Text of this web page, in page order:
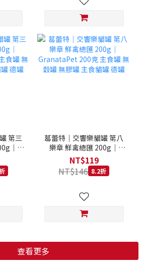
第三
｜
食罐
罐 德
葛蕾特｜交響樂貓罐 第八
樂章 鮮禽總匯 200g｜
GranataPet 200克 主食罐
無穀罐 無膠罐 主食貓罐 德
罐
NT$119
NT$146 8.2折
查看更多